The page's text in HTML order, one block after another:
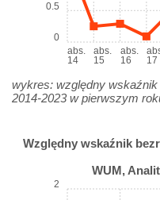
abs.
14
abs.
15
abs.
16
17
0
0.5
wykres: względny
2014-2023 w pierwszym
Względny wskaźnik
WUM,
2